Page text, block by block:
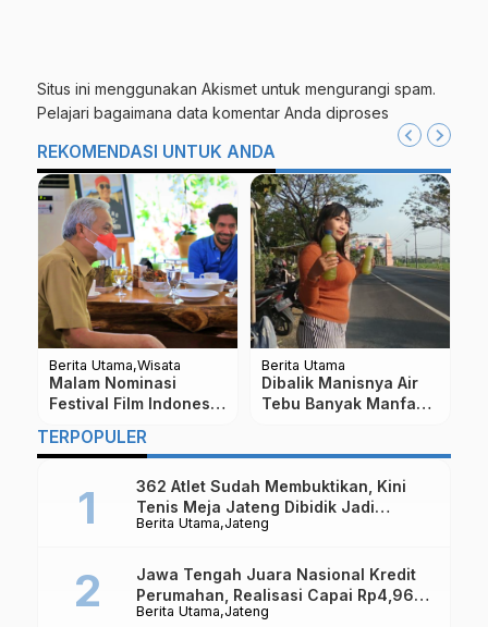
Situs ini menggunakan Akismet untuk mengurangi spam.
Pelajari bagaimana data komentar Anda diproses
REKOMENDASI UNTUK ANDA
Berita Utama Wisata
Malam Nominasi
Festival Film Indonesia
Candi Borobudur
Berita Utama
Dibalik Manisnya Air
Tebu Banyak Manfaat
TERPOPULER
Berita Utama Jateng
362 Atlet Sudah Membuktikan, Kini
Tenis Meja Jateng Dibidik Jadi
Kekuatan Nasional
Berita Utama Jateng
Jawa Tengah Juara Nasional Kredit
Perumahan, Realisasi Capai Rp4,96
Triliun